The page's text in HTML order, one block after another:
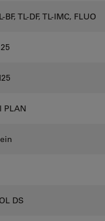
BF, TL-DF, TL-IMC, FLUO
PLAN
DS